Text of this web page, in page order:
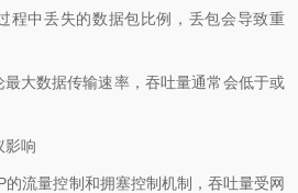
中丢失的数据包比例，丢包会导致重
大数据传输速率，吞吐量通常会低于或
响
流量控制和拥塞控制机制，吞吐量受网